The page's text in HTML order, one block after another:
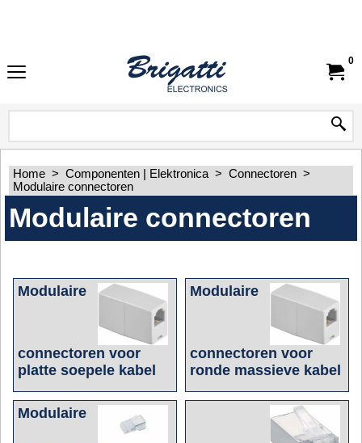
0
Home > Componenten | Elektronica > Connectoren >
Modulaire connectoren
Modulaire connectoren
Modulaire
connectoren voor
platte soepele kabel
Modulaire
connectoren voor
ronde massieve kabel
Modulaire